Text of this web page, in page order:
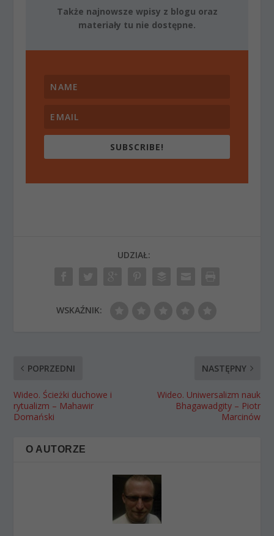
Także najnowsze wpisy z blogu oraz
materiały tu nie dostępne.
SUBSCRIBE!
UDZIAŁ:
WSKAŹNIK:
POPRZEDNI
Wideo. Ścieżki duchowe i
rytualizm – Mahawir
Domański
NASTĘPNY
Wideo. Uniwersalizm nauk
Bhagawadgity – Piotr
Marcinów
O AUTORZE